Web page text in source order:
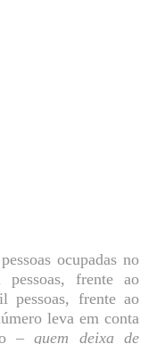
ocupadas no
frente ao
pessoas, frente ao
leva em conta
–quem deixa de